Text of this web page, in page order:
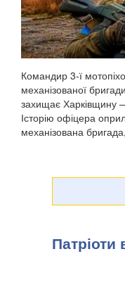
Командир 3-ї
механізованої
захищає Харківщину
Історію офіцера
механізована
Патріоти